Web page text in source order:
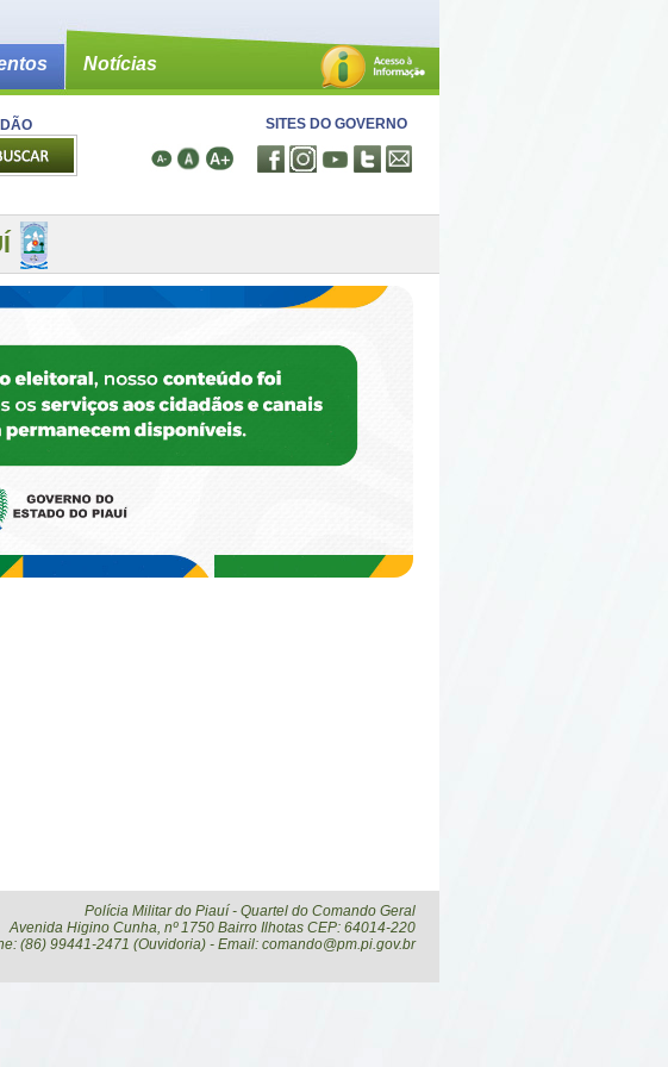
Notícias
SITES DO GOVERNO
Polícia Militar do Piauí - Quartel do Comando Geral
Avenida Higino Cunha, nº 1750 Bairro Ilhotas CEP: 64014-220
(86) 99441-2471 (Ouvidoria) - Email: comando@pm.pi.gov.br